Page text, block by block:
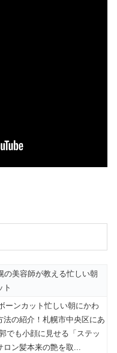
の美容師が教える忙しい朝
ト
ーンカット忙しい朝にかわ
法の紹介！札幌市中央区にあ
でも小顔に見せる「ステッ
ロン髪本来の艶を取...